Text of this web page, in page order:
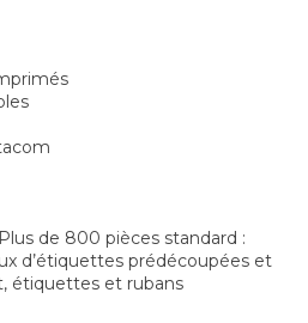
de 800 pièces standard :
d’étiquettes prédécoupées et
étiquettes et rubans